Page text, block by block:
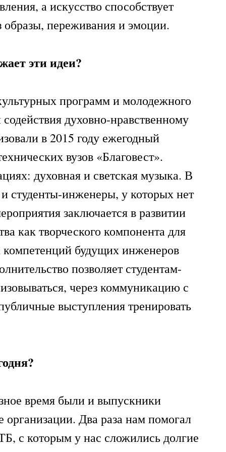
а искусство способствует
переживания и эмоции.
эти идеи?
программ и молодежного
духовно-нравственному
в 2015 году ежегодный
вузов «Благовест».
духовная и светская музыка. В
студенты-инженеры, у которых нет
заключается в развитии
как творческого компонента для
будущих инженеров
позволяет студентам-
через коммуникацию с
выступления тренировать
время были и выпускники
Два раза нам помогал
с которым у нас сложились долгие